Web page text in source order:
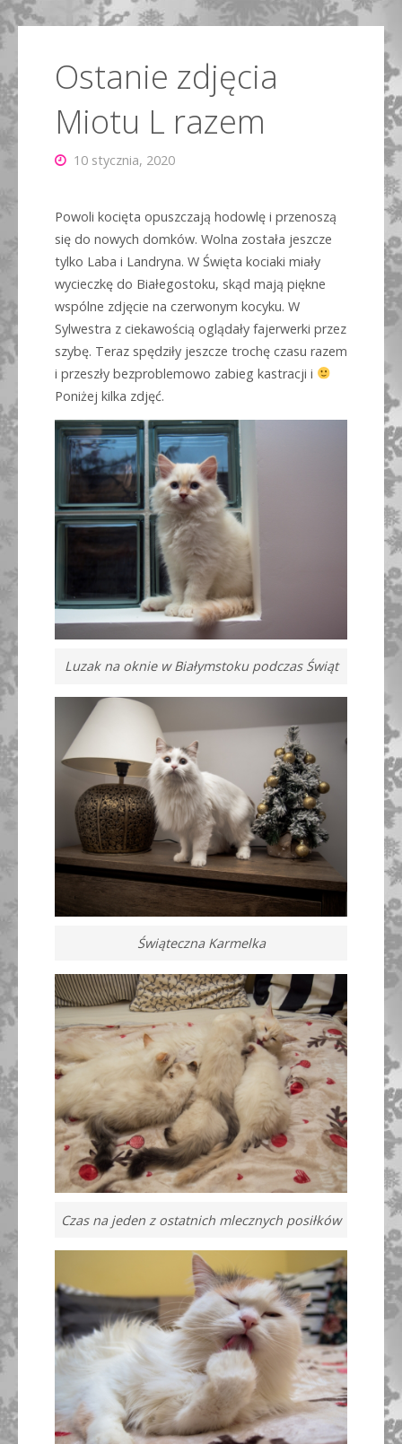
Ostanie zdjęcia
Miotu L razem
10 stycznia, 2020
Powoli kocięta opuszczają hodowlę i przenoszą
się do nowych domków. Wolna została jeszcze
tylko Laba i Landryna. W Święta kociaki miały
wycieczkę do Białegostoku, skąd mają piękne
wspólne zdjęcie na czerwonym kocyku. W
Sylwestra z ciekawością oglądały fajerwerki przez
szybę. Teraz spędziły jeszcze trochę czasu razem
i przeszły bezproblemowo zabieg kastracji i
Poniżej kilka zdjęć.
Luzak na oknie w Białymstoku podczas Świąt
Świąteczna Karmelka
Czas na jeden z ostatnich mlecznych posiłków